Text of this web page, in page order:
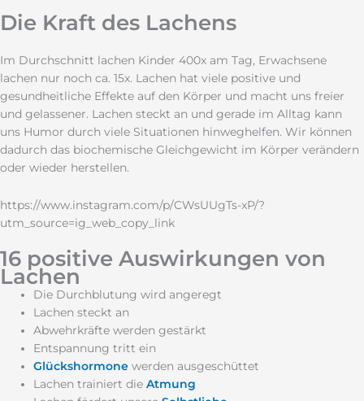
Die Kraft des Lachens
Im Durchschnitt lachen Kinder 400x am Tag, Erwachsene
lachen nur noch ca. 15x. Lachen hat viele positive und
gesundheitliche Effekte auf den Körper und macht uns freier
und gelassener. Lachen steckt an und gerade im Alltag kann
uns Humor durch viele Situationen hinweghelfen. Wir können
dadurch das biochemische Gleichgewicht im Körper verändern
oder wieder herstellen.
https://www.instagram.com/p/CWsUUgTs-xP/?
utm_source=ig_web_copy_link
16 positive Auswirkungen von
Lachen
Die Durchblutung wird angeregt
Lachen steckt an
Abwehrkräfte werden gestärkt
Entspannung tritt ein
Glückshormone werden ausgeschüttet
Lachen trainiert dieAtmung